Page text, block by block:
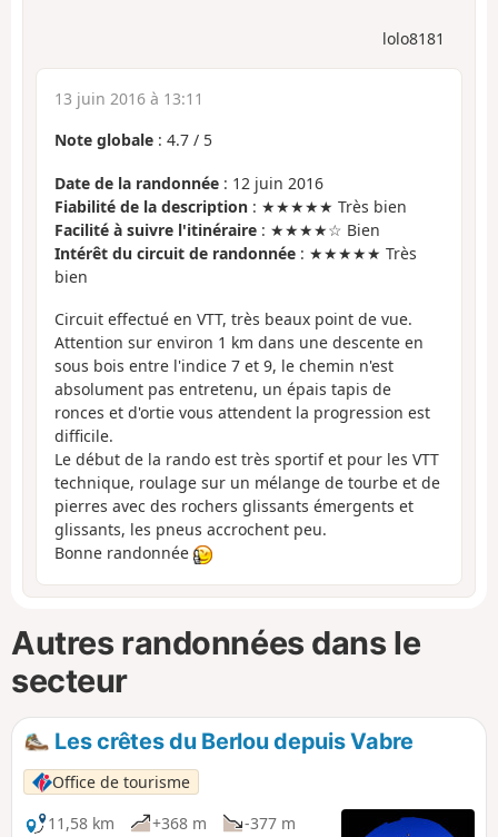
lolo8181
13 juin 2016 à 13:11
Note globale : 4.7 / 5
Date de la randonnée : 12 juin 2016
Fiabilité de la description : ★★★★★ Très bien
Facilité à suivre l'itinéraire : ★★★★☆ Bien
Intérêt du circuit de randonnée : ★★★★★ Très
bien
Circuit effectué en VTT, très beaux point de vue.
Attention sur environ 1 km dans une descente en
sous bois entre l'indice 7 et 9, le chemin n'est
absolument pas entretenu, un épais tapis de
ronces et d'ortie vous attendent la progression est
difficile.
Le début de la rando est très sportif et pour les VTT
technique, roulage sur un mélange de tourbe et de
pierres avec des rochers glissants émergents et
glissants, les pneus accrochent peu.
Bonne randonnée
Autres randonnées dans le
secteur
Les crêtes du Berlou depuis Vabre
Office de tourisme
11,58 km
+368 m -377 m